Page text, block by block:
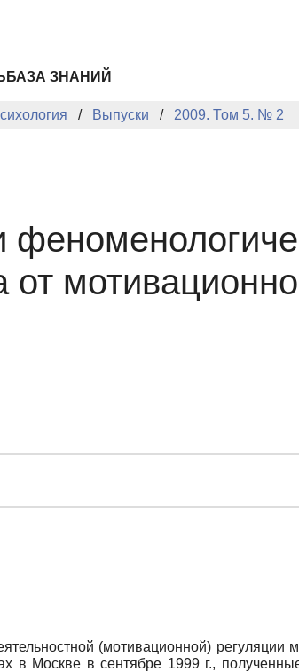
БАЗА ЗНАНИЙ
Выпуски 2009. Том 5. № 2
от
(мотивационной) регуляции
в Москве в сентябре 1999 г.,